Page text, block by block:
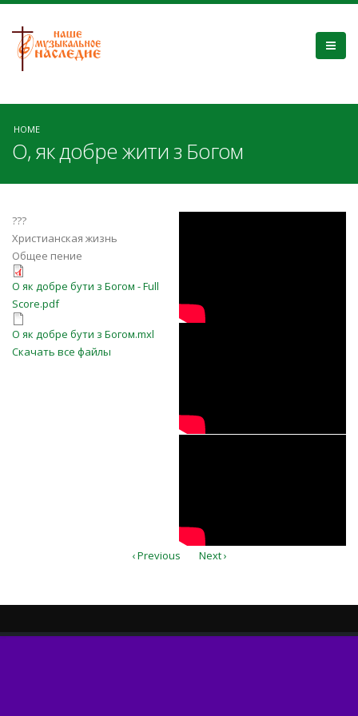
HOME
О, як добре жити з Богом
???
Христианская жизнь
Общее пение
О як добре бути з Богом - Full
Score.pdf
О як добре бути з Богом - Full
Score.pdf
О як добре бути з Богом.mxl
О як добре бути з Богом.mxl
Скачать все файлы
‹ Previous Next ›